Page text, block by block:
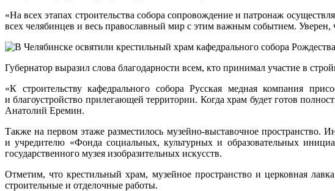
«На всех этапах строительства собора сопровождение и патронаж
всех челябинцев и весь православный мир с этим важным событием.
Губернатор выразил слова благодарности всем, кто принимал участие в
«К строительству кафедрального собора Русская медная компания
и благоустройство прилегающей территории. Когда храм будет готов
Анатолий Еремин.
Также на первом этаже разместилось музейно-выставочное
и учредителю «Фонда социальных, культурных и образовательных
государственного музея изобразительных искусств.
Отметим, что крестильный храм, музейное пространство и церковная
строительные и отделочные работы.